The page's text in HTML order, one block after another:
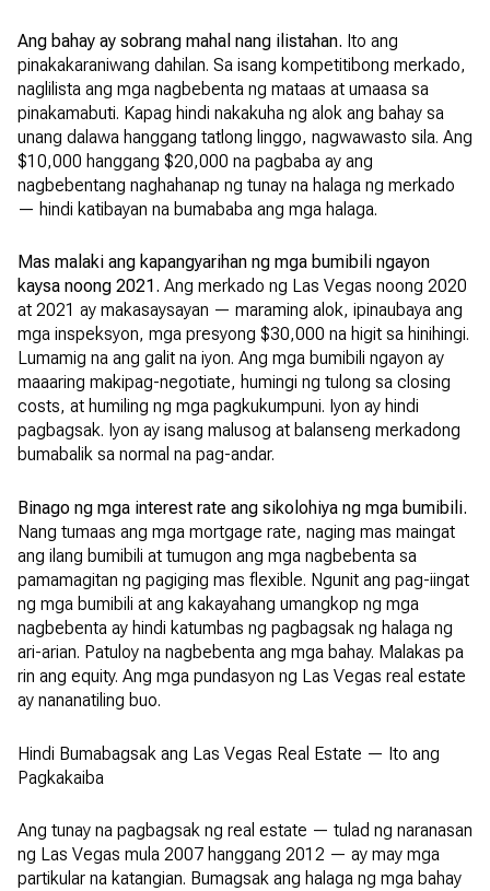
Ang bahay ay sobrang mahal nang ilistahan. Ito ang
pinakakaraniwang dahilan. Sa isang kompetitibong merkado,
naglilista ang mga nagbebenta ng mataas at umaasa sa
pinakamabuti. Kapag hindi nakakuha ng alok ang bahay sa
unang dalawa hanggang tatlong linggo, nagwawasto sila. Ang
$10,000 hanggang $20,000 na pagbaba ay ang
nagbebentang naghahanap ng tunay na halaga ng merkado
— hindi katibayan na bumababa ang mga halaga.
Mas malaki ang kapangyarihan ng mga bumibili ngayon
kaysa noong 2021. Ang merkado ng Las Vegas noong 2020
at 2021 ay makasaysayan — maraming alok, ipinaubaya ang
mga inspeksyon, mga presyong $30,000 na higit sa hinihingi.
Lumamig na ang galit na iyon. Ang mga bumibili ngayon ay
maaaring makipag-negotiate, humingi ng tulong sa closing
costs, at humiling ng mga pagkukumpuni. Iyon ay hindi
pagbagsak. Iyon ay isang malusog at balanseng merkadong
bumabalik sa normal na pag-andar.
Binago ng mga interest rate ang sikolohiya ng mga bumibili.
Nang tumaas ang mga mortgage rate, naging mas maingat
ang ilang bumibili at tumugon ang mga nagbebenta sa
pamamagitan ng pagiging mas flexible. Ngunit ang pag-iingat
ng mga bumibili at ang kakayahang umangkop ng mga
nagbebenta ay hindi katumbas ng pagbagsak ng halaga ng
ari-arian. Patuloy na nagbebenta ang mga bahay. Malakas pa
rin ang equity. Ang mga pundasyon ng Las Vegas real estate
ay nananatiling buo.
Hindi Bumabagsak ang Las Vegas Real Estate — Ito ang
Pagkakaiba
Ang tunay na pagbagsak ng real estate — tulad ng naranasan
ng Las Vegas mula 2007 hanggang 2012 — ay may mga
partikular na katangian. Bumagsak ang halaga ng mga bahay